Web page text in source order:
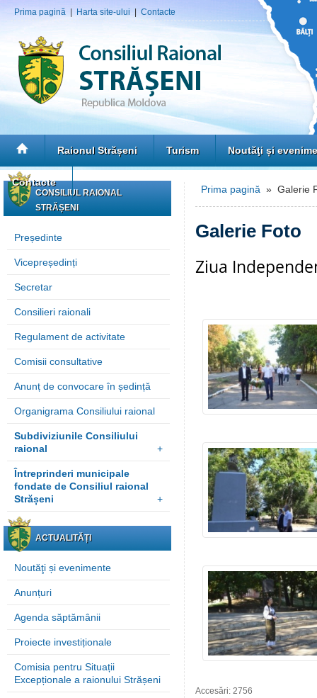
Prima pagină Harta site-ului Contacte
Raionul Strășeni Turism Noutăţi și
Contacte
CONSILIUL RAIONAL
STRĂȘENI
Președinte
Vicepreședinți
Secretar
Consilieri raionali
Regulament de activitate
Comisii consultative
Anunț de convocare în ședință
Organigrama Consiliului raional
Subdiviziunile Consiliului
raional
+
Întreprinderi municipale
fondate de Consiliul raional
Strășeni
+
ACTUALITĂȚI
Noutăţi și evenimente
Anunțuri
Agenda săptămânii
Proiecte investiționale
Comisia pentru Situații
Excepționale a raionului Strășeni
Prima pagină » Galerie
Galerie Foto
Ziua
Accesări: 2756